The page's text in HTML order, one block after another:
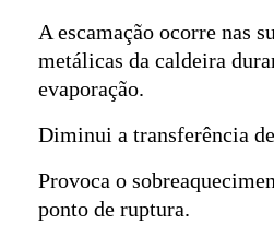
A escamação ocorre nas
metálicas da caldeira
evaporação.
Diminui a transferência
Provoca o
ponto de ruptura.